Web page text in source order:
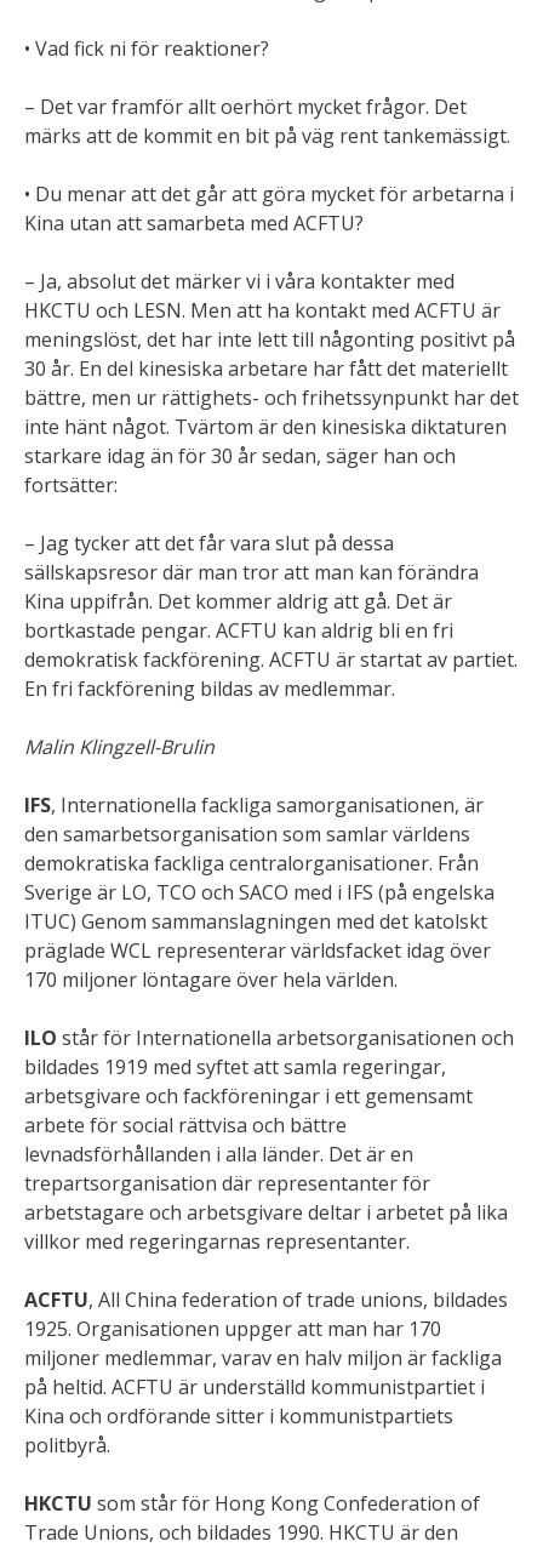
• Vad fick ni för reaktioner?
– Det var framför allt oerhört mycket frågor. Det
märks att de kommit en bit på väg rent tankemässigt.
• Du menar att det går att göra mycket för arbetarna i
Kina utan att samarbeta med ACFTU?
– Ja, absolut det märker vi i våra kontakter med
HKCTU och LESN. Men att ha kontakt med ACFTU är
meningslöst, det har inte lett till någonting positivt på
30 år. En del kinesiska arbetare har fått det materiellt
bättre, men ur rättighets- och frihetssynpunkt har det
inte hänt något. Tvärtom är den kinesiska diktaturen
starkare idag än för 30 år sedan, säger han och
fortsätter:
– Jag tycker att det får vara slut på dessa
sällskapsresor där man tror att man kan förändra
Kina uppifrån. Det kommer aldrig att gå. Det är
bortkastade pengar. ACFTU kan aldrig bli en fri
demokratisk fackförening. ACFTU är startat av partiet.
En fri fackförening bildas av medlemmar.
Malin Klingzell-Brulin
IFS, Internationella fackliga samorganisationen, är
den samarbetsorganisation som samlar världens
demokratiska fackliga centralorganisationer. Från
Sverige är LO, TCO och SACO med i IFS (på engelska
ITUC) Genom sammanslagningen med det katolskt
präglade WCL representerar världsfacket idag över
170 miljoner löntagare över hela världen.
ILO står för Internationella arbetsorganisationen och
bildades 1919 med syftet att samla regeringar,
arbetsgivare och fackföreningar i ett gemensamt
arbete för social rättvisa och bättre
levnadsförhållanden i alla länder. Det är en
trepartsorganisation där representanter för
arbetstagare och arbetsgivare deltar i arbetet på lika
villkor med regeringarnas representanter.
ACFTU, All China federation of trade unions, bildades
1925. Organisationen uppger att man har 170
miljoner medlemmar, varav en halv miljon är fackliga
på heltid. ACFTU är underställd kommunistpartiet i
Kina och ordförande sitter i kommunistpartiets
politbyrå.
HKCTU som står för Hong Kong Confederation of
Trade Unions, och bildades 1990. HKCTU är den